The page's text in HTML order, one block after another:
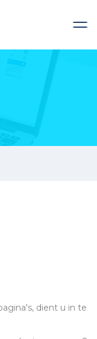
dient u in te